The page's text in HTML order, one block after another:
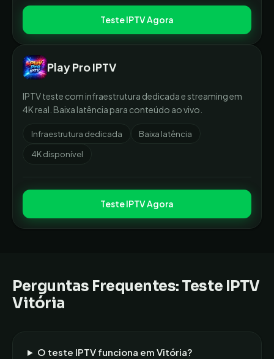
Teste IPTV Agora
Play Pro IPTV
IPTV teste com infraestrutura dedicada e streaming em
4K real. Baixa latência para conteúdo ao vivo.
Infraestrutura dedicada Baixa latência
4K disponível
Teste IPTV Agora
Perguntas Frequentes: Teste IPTV
Vitória
O teste IPTV funciona em Vitória?